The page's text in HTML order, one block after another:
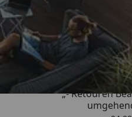
„- Retouren